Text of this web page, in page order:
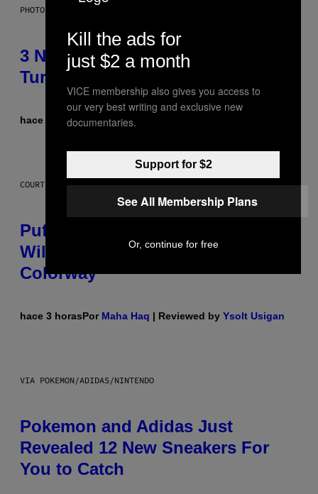
PHOTO BY NIELS VAN IPEREN/GETTY IMAGES
3 No-Skip Britpop Albums
Turning 30 This Year
hace 2 horasPorDan Milam
COURTESY OF PUFFCO
Puffco Went Full Gamer With Its
Wild New Plasma Peak Pro
Colorway
hace 3 horasPor Maha Haq | Reviewed by Ysolt Usigan
VIA POKEMON/ADIDAS/NINTENDO
Pokemon and Adidas Just
Revealed 12 New Sneakers For
You to Catch
Kill the ads for
just $2 a month
VICE membership also gives you access to
our very best writing and exclusive new
documentaries.
Support for $2
See All Membership Plans
Or, continue for free